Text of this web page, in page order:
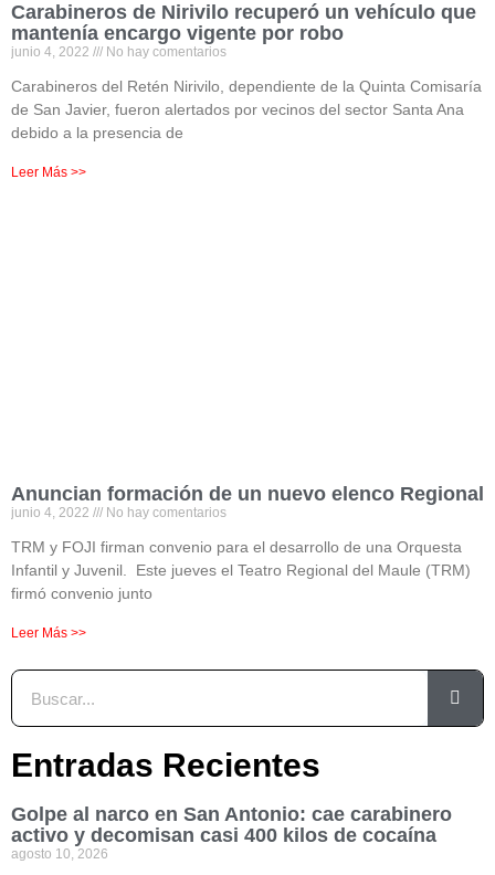
Carabineros de Nirivilo recuperó un vehículo que
mantenía encargo vigente por robo
junio 4, 2022 No hay comentarios
Carabineros del Retén Nirivilo, dependiente de la Quinta Comisaría
de San Javier, fueron alertados por vecinos del sector Santa Ana
debido a la presencia de
Leer Más >>
Anuncian formación de un nuevo elenco Regional
junio 4, 2022 No hay comentarios
TRM y FOJI firman convenio para el desarrollo de una Orquesta
Infantil y Juvenil. Este jueves el Teatro Regional del Maule (TRM)
firmó convenio junto
Leer Más >>
Entradas Recientes
Golpe al narco en San Antonio: cae carabinero
activo y decomisan casi 400 kilos de cocaína
agosto 10, 2026